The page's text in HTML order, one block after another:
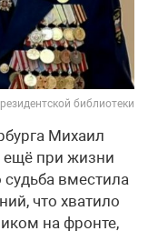
библиотеки
Михаил
при жизни
судьба вместила
что хватило
на фронте,